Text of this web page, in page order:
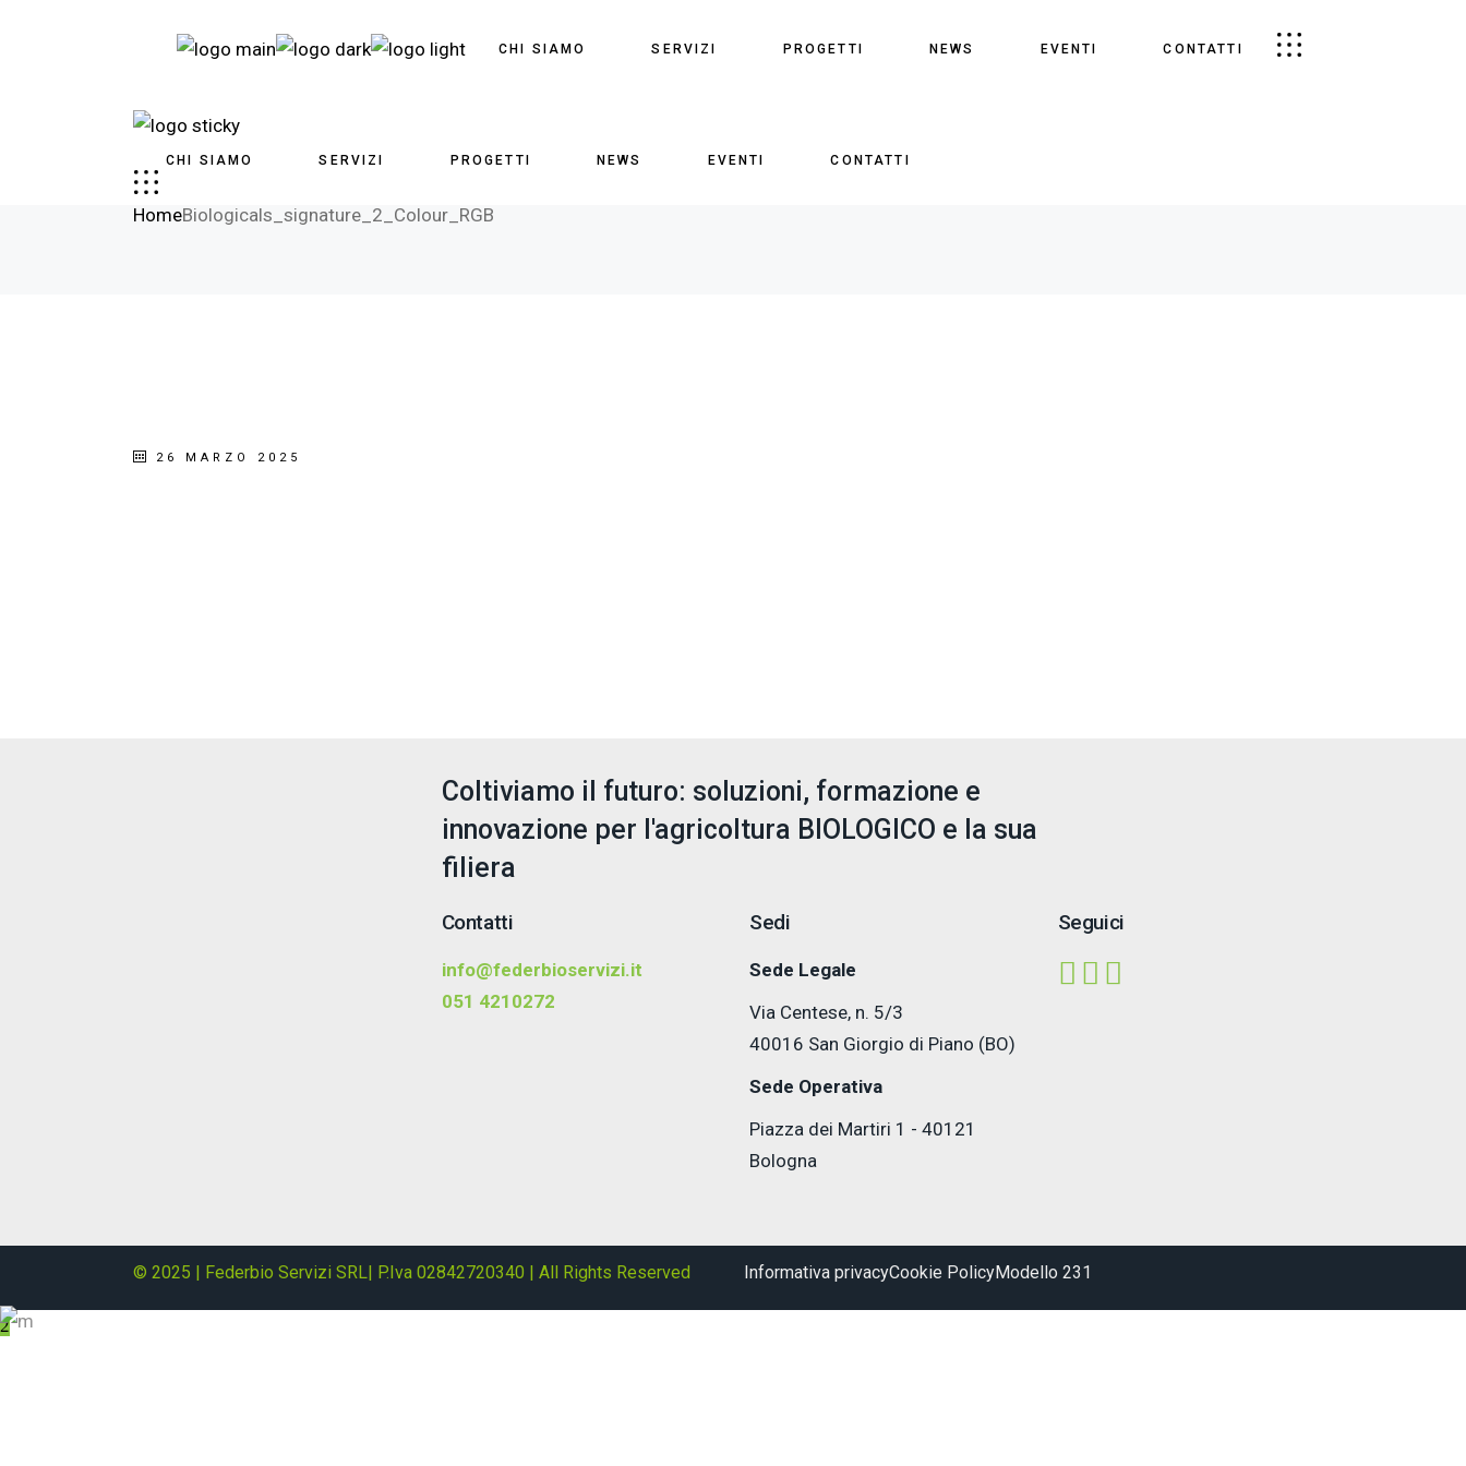
CHI SIAMO SERVIZI PROGETTI NEWS EVENTI CONTATTI
CHI SIAMO SERVIZI PROGETTI NEWS EVENTI CONTATTI
Biologicals_signature_2_Colour_RGB
HomeBiologicals_signature_2_Colour_RGB
26 MARZO 2025
Coltiviamo il futuro: soluzioni, formazione e
innovazione per l'agricoltura BIOLOGICO e la sua
filiera
Contatti
info@federbioservizi.it
051 4210272
Sedi
Sede Legale
Via Centese, n. 5/3
40016 San Giorgio di Piano (BO)
Sede Operativa
Piazza dei Martiri 1 - 40121
Bologna
Seguici
© 2025 | Federbio Servizi SRL| P.Iva 02842720340 | All Rights Reserved Informativa privacyCookie PolicyModello 231